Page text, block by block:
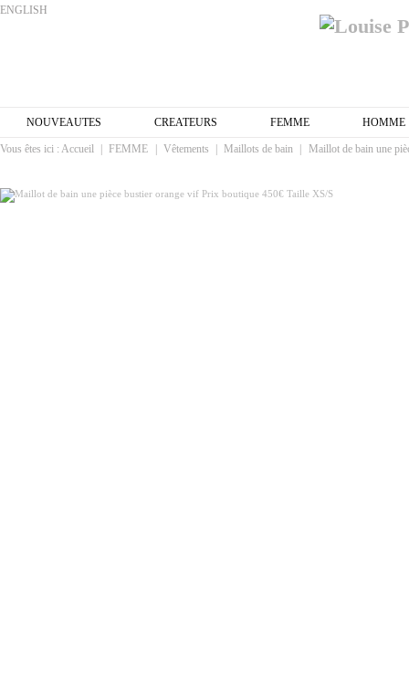
ENGLISH
NOUVEAUTES CREATEURS FEMME HOMME
Vous êtes ici : Accueil FEMME Vêtements Maillots de bain Maillot de bain une